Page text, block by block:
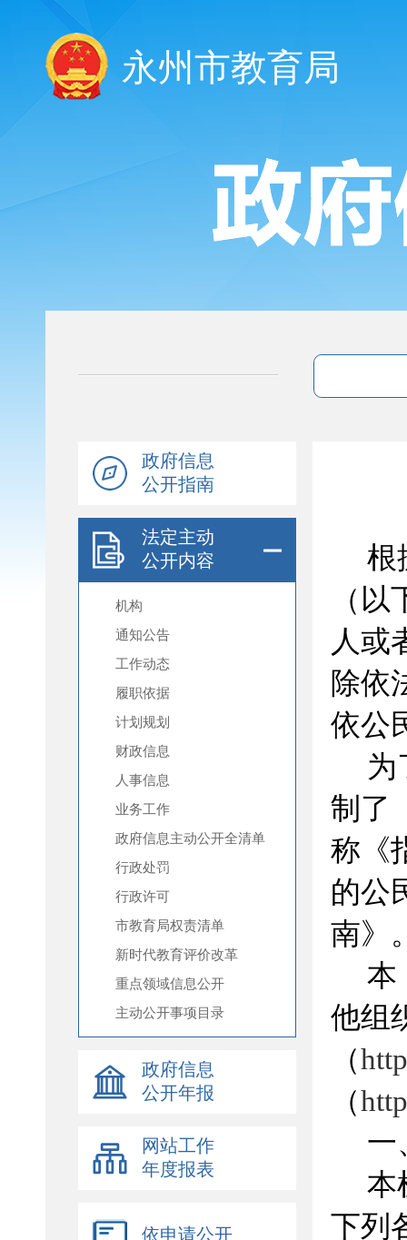
永州市教育局
政府信息
公开指南
法定主动
公开内容
机构
通知公告
工作动态
履职依据
计划规划
财政信息
人事信息
业务工作
政府信息主动公开全清单
行政处罚
行政许可
市教育局权责清单
新时代教育评价改革
重点领域信息公开
主动公开事项目录
政府信息
公开年报
网站工作
年度报表
依申请公开